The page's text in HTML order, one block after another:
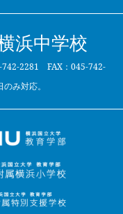
浜中学校
742-2281 FAX：045-742-
み対応。